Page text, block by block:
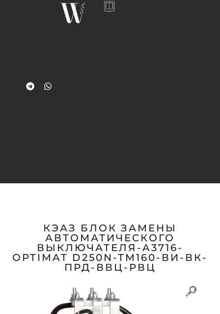
КЭАЗ БЛОК ЗАМЕНЫ
АВТОМАТИЧЕСКОГО
ВЫКЛЮЧАТЕЛЯ-A3716-
OPTIMAT D250N-TM160-ВИ-ВК-
ПРД-ВВЦ-РВЦ